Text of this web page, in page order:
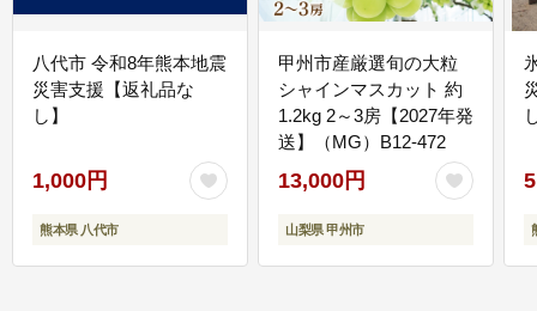
八代市 令和8年熊本地震
災害支援【返礼品な
し】
1,000円
熊本県 八代市
甲州市産厳選旬の大粒
シャインマスカット 約
1.2kg 2～3房【2027年発
送】（MG）B12-472
13,000円
山梨県 甲州市